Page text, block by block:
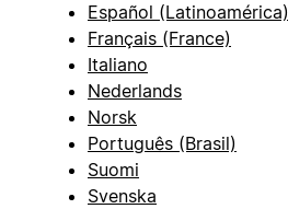
Español (Latinoamérica)
Français (France)
Italiano
Nederlands
Norsk
Português (Brasil)
Suomi
Svenska